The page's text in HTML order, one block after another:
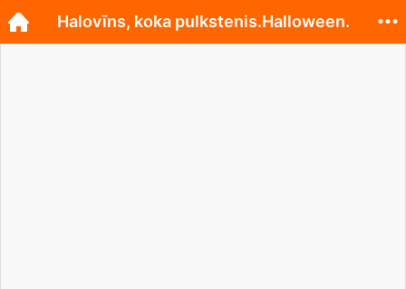
Halovīns, koka pulkstenis.Halloween.